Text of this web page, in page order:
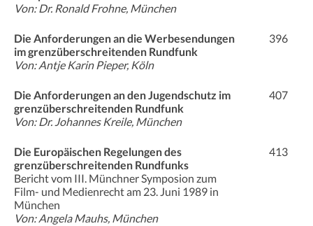
Von: Dr. Ronald Frohne, München
Die Anforderungen an die Werbesendungen
im grenzüberschreitenden Rundfunk
Von: Antje Karin Pieper, Köln
396
Die Anforderungen an den Jugendschutz im
grenzüberschreitenden Rundfunk
Von: Dr. Johannes Kreile, München
407
Die Europäischen Regelungen des
grenzüberschreitenden Rundfunks
Bericht vom III. Münchner Symposion zum
Film- und Medienrecht am 23. Juni 1989 in
München
Von: Angela Mauhs, München
413